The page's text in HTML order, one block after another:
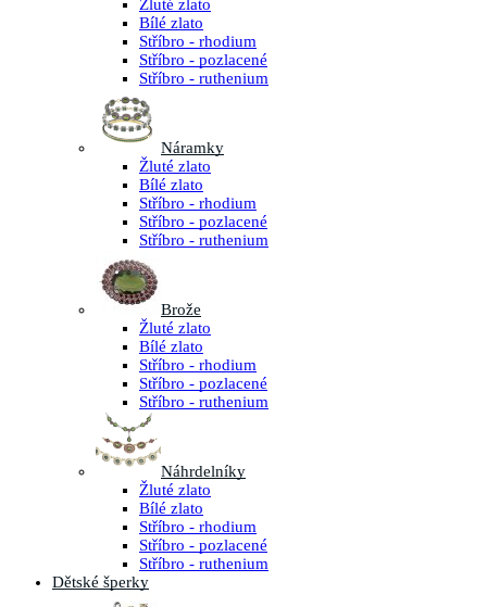
Žluté zlato
Bílé zlato
Stříbro - rhodium
Stříbro - pozlacené
Stříbro - ruthenium
Náramky
Žluté zlato
Bílé zlato
Stříbro - rhodium
Stříbro - pozlacené
Stříbro - ruthenium
Brože
Žluté zlato
Bílé zlato
Stříbro - rhodium
Stříbro - pozlacené
Stříbro - ruthenium
Náhrdelníky
Žluté zlato
Bílé zlato
Stříbro - rhodium
Stříbro - pozlacené
Stříbro - ruthenium
Dětské šperky